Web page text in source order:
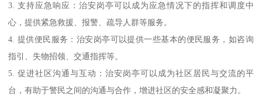
3. 支持应急响应：治安岗亭可以成为应急情况下的指挥和调度中
心，提供紧急救援、报警、疏导人群等服务。
4. 提供便民服务：治安岗亭可以提供一些基本的便民服务，如咨询
指引、失物招领、交通指挥等。
5. 促进社区沟通与互动：治安岗亭可以成为社区居民与交流的平
台，有助于警民之间的沟通与合作，增进社区的安全感和凝聚力。